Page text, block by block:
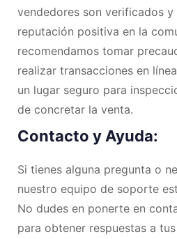
vendedores son verificados y
reputación positiva en la
recomendamos tomar
realizar transacciones en
un lugar seguro para
de concretar la venta.
Contacto y Ayuda:
Si tienes alguna pregunta o
nuestro equipo de soporte
No dudes en ponerte en
para obtener respuestas a